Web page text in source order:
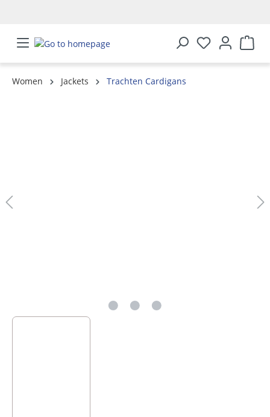
Women Jackets
Trachten Cardigans